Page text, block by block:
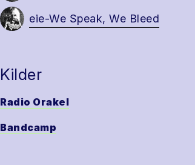
eie-We Speak, We Bleed
Kilder
Radio Orakel
Bandcamp